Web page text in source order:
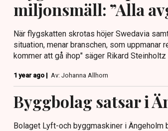
miljonsmäll: ”Alla
När flygskatten skrotas höjer Swedavia
situation, menar branschen, som uppmanar
kommer att gå ihop" säger Rikard Steinholtz
1 year ago | Av: Johanna Allhorn
Byggbolag satsar i
Bolaget Lyft-och byggmaskiner i Ängeholm